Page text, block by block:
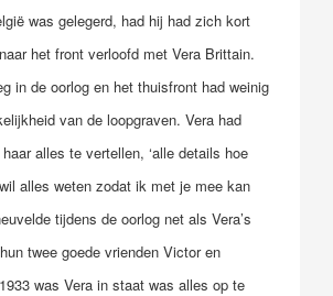
was gelegerd, had hij had zich kort
het front verloofd met Vera Brittain.
in de oorlog en het thuisfront had weinig
van de loopgraven. Vera had
alles te vertellen, ‘alle details hoe
alles weten zodat ik met je mee kan
tijdens de oorlog net als Vera’s
twee goede vrienden Victor en
was Vera in staat was alles op te